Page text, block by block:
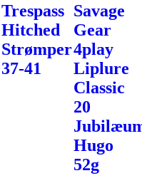
Trespass
Hitched
Strømper
37-41
Savage
Gear
4play
Liplure
Classic
20
Hugo
52g